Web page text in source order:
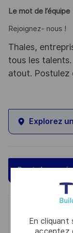
En cliquant
Le mot de l’équipe
Rejoignez- nous !
Thales,
tous les
atout. Postulez
Explorez
Postulez